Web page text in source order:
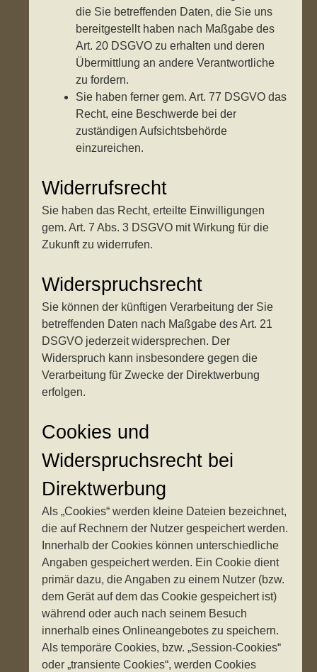
die Sie betreffenden Daten, die Sie uns
bereitgestellt haben nach Maßgabe des
Art. 20 DSGVO zu erhalten und deren
Übermittlung an andere Verantwortliche
zu fordern.
Sie haben ferner gem. Art. 77 DSGVO das
Recht, eine Beschwerde bei der
zuständigen Aufsichtsbehörde
einzureichen.
Widerrufsrecht
Sie haben das Recht, erteilte Einwilligungen
gem. Art. 7 Abs. 3 DSGVO mit Wirkung für die
Zukunft zu widerrufen.
Widerspruchsrecht
Sie können der künftigen Verarbeitung der Sie
betreffenden Daten nach Maßgabe des Art. 21
DSGVO jederzeit widersprechen. Der
Widerspruch kann insbesondere gegen die
Verarbeitung für Zwecke der Direktwerbung
erfolgen.
Cookies und
Widerspruchsrecht bei
Direktwerbung
Als „Cookies“ werden kleine Dateien bezeichnet,
die auf Rechnern der Nutzer gespeichert werden.
Innerhalb der Cookies können unterschiedliche
Angaben gespeichert werden. Ein Cookie dient
primär dazu, die Angaben zu einem Nutzer (bzw.
dem Gerät auf dem das Cookie gespeichert ist)
während oder auch nach seinem Besuch
innerhalb eines Onlineangebotes zu speichern.
Als temporäre Cookies, bzw. „Session-Cookies“
oder „transiente Cookies“, werden Cookies